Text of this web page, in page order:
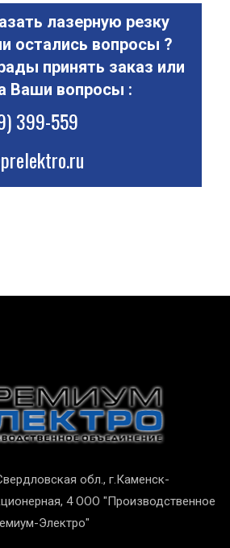
лазерную резку
остались вопросы ?
принять заказ или
Ваши вопросы :
399-559
обл., г.Каменск-
4 ООО "Производственное
Электро"